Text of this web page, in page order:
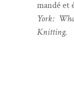
mandé et
York:
Knitting.